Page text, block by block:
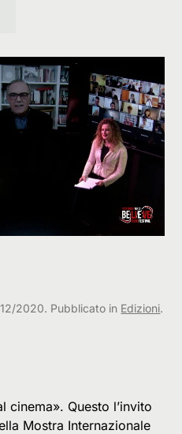
12/2020. Pubblicato in Edizioni.
cinema». Questo l’invito
Mostra Internazionale